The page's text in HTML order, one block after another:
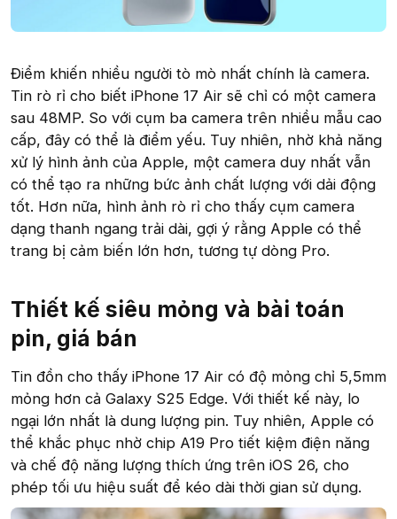
Điểm khiến nhiều người tò mò nhất chính là camera.
Tin rò rỉ cho biết iPhone 17 Air sẽ chỉ có một camera
sau 48MP. So với cụm ba camera trên nhiều mẫu cao
cấp, đây có thể là điểm yếu. Tuy nhiên, nhờ khả năng
xử lý hình ảnh của Apple, một camera duy nhất vẫn
có thể tạo ra những bức ảnh chất lượng với dải động
tốt. Hơn nữa, hình ảnh rò rỉ cho thấy cụm camera
dạng thanh ngang trải dài, gợi ý rằng Apple có thể
trang bị cảm biến lớn hơn, tương tự dòng Pro.
Thiết kế siêu mỏng và bài toán
pin, giá bán​
Tin đồn cho thấy iPhone 17 Air có độ mỏng chỉ 5,5mm
mỏng hơn cả Galaxy S25 Edge. Với thiết kế này, lo
ngại lớn nhất là dung lượng pin. Tuy nhiên, Apple có
thể khắc phục nhờ chip A19 Pro tiết kiệm điện năng
và chế độ năng lượng thích ứng trên iOS 26, cho
phép tối ưu hiệu suất để kéo dài thời gian sử dụng.